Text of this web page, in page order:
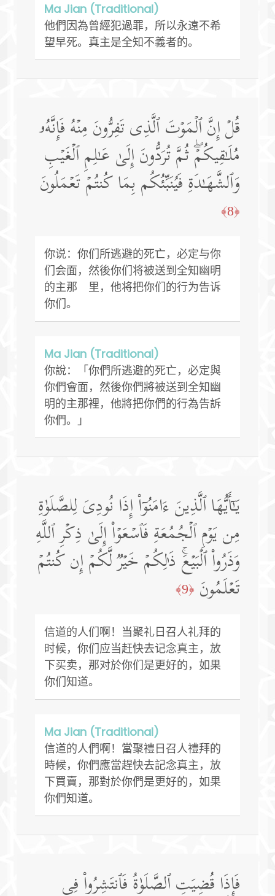
Ma Jian (Traditional)
他們因為曾經犯過罪，所以永遠不希
望早死。真主是全知不義者的。
قُلۡ إِنَّ ٱلۡمَوۡتَ ٱلَّذِی تَفِرُّونَ مِنۡهُ فَإِنَّهُۥ
مُلَـٰقِیكُمۡۖ ثُمَّ تُرَدُّونَ إِلَىٰ عَـٰلِمِ ٱلۡغَیۡبِ
وَٱلشَّهَـٰدَةِ فَیُنَبِّئُكُم بِمَا كُنتُمۡ تَعۡمَلُونَ
﴿8﴾
你说：你们所逃避的死亡，必定与你
们会面，然後你们将被送到全知幽明
的主那 里，他将把你们的行为告诉
你们。
Ma Jian (Traditional)
你說：「你們所逃避的死亡，必定與
你們會面，然後你們將被送到全知幽
明的主那裡，他將把你們的行為告訴
你們。」
یَـٰۤأَیُّهَا ٱلَّذِینَ ءَامَنُوۤا۟ إِذَا نُودِیَ لِلصَّلَوٰةِ
مِن یَوۡمِ ٱلۡجُمُعَةِ فَٱسۡعَوۡا۟ إِلَىٰ ذِكۡرِ ٱللَّهِ
وَذَرُوا۟ ٱلۡبَیۡعَۚ ذَ ٰ⁠لِكُمۡ خَیۡرࣱ لَّكُمۡ إِن كُنتُمۡ
تَعۡلَمُونَ ﴿9﴾
信道的人们啊！当聚礼日召人礼拜的
时候，你们应当赶快去记念真主，放
下买卖，那对於你们是更好的，如果
你们知道。
Ma Jian (Traditional)
信道的人們啊！當聚禮日召人禮拜的
時候，你們應當趕快去記念真主，放
下買賣，那對於你們是更好的，如果
你們知道。
فَإِذَا قُضِیَتِ ٱلصَّلَوٰةُ فَٱنتَشِرُوا۟ فِی